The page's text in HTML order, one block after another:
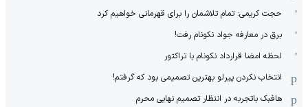
حجت کریمی: تمام تلاشمان را برای قهرمانی خواهیم کرد
برق در معارفه جواد نکونام رفت!
لحظه امضا قرارداد نکونام با تراکتور
انتخاب نکردن پیرلو بهترین تصمیمی بود که گرفتم!
هافبک باتجربه در انتظار تصمیم نهایی محرم